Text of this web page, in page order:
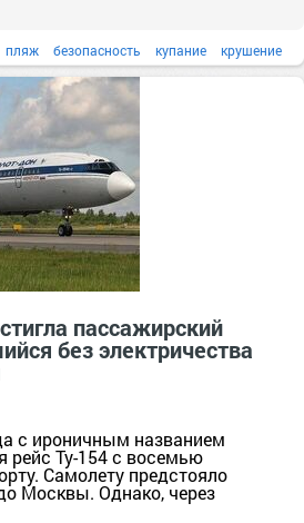
пляж безопасность купание крушение
Анапа мазут
пассажирский
без электричества
с ироничным названием
рейс Ту-154 с восемью
Самолету предстояло
Москвы. Однако, через